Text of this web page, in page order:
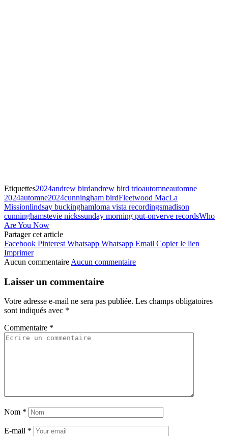
Etiquettes2024andrew birdandrew bird trioautomneautomne
2024automne2024cunningham birdFleetwood MacLa
Missionlindsay buckinghamloma vista recordingsmadison
cunninghamstevie nickssunday morning put-onverve recordsWho
Are You Now
Partager cet article
Facebook Pinterest Whatsapp Whatsapp Email Copier le lien
Imprimer
Aucun commentaire Aucun commentaire
Laisser un commentaire
Votre adresse e-mail ne sera pas publiée. Les champs obligatoires
sont indiqués avec *
Commentaire *
Nom *
E-mail *